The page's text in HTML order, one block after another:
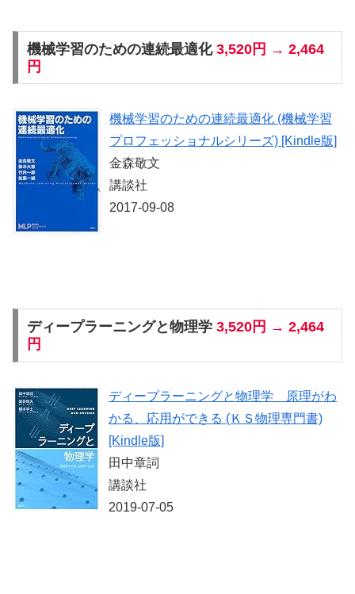
機械学習のための連続最適化 3,520円 → 2,464
円
機械学習のための連続最適化 (機械学習
プロフェッショナルシリーズ) [Kindle版]
金森敬文
講談社
2017-09-08
ディープラーニングと物理学 3,520円 → 2,464
円
ディープラーニングと物理学 原理がわ
かる、応用ができる (ＫＳ物理専門書)
[Kindle版]
田中章詞
講談社
2019-07-05